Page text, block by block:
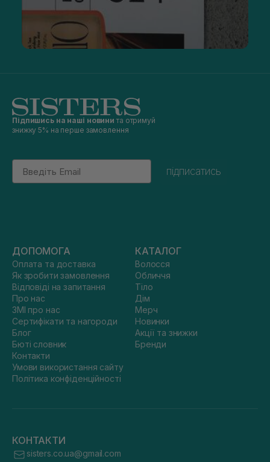
Підпишись на наші новини та отримуй
знижку 5% на перше замовлення
Email
підписатись
ДОПОМОГА
Оплата та доставка
Як зробити замовлення
Відповіді на запитання
Про нас
ЗМІ про нас
Сертифікати та нагороди
Блог
Бюті словник
Контакти
Умови використання сайту
Політика конфіденційності
КАТАЛОГ
Волосся
Обличчя
Тіло
Дім
Мерч
Новинки
Акції та знижки
Бренди
КОНТАКТИ
sisters.co.ua@gmail.com